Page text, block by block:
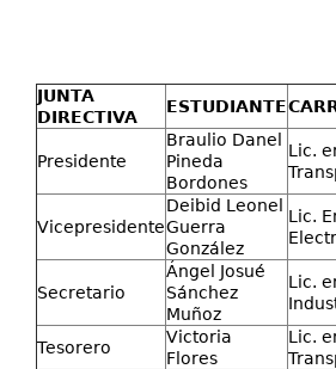
JUNTA
DIRECTIVA
ESTUDIANTE
Presidente
Braulio Danel
Pineda
Bordones
Lic.
Vicepresidente
Deibid Leonel
Guerra
González
Lic.
Secretario
Ángel Josué
Sánchez
Muñoz
Lic.
Tesorero
Victoria
Flores
Lic.